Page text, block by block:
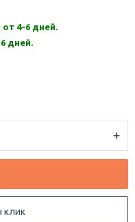
4-6 дней.
дней.
клик